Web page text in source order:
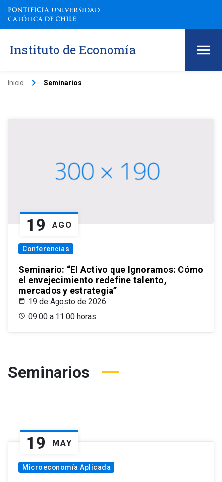
Instituto de Economía
Inicio keyboard_arrow_right Seminarios
19 AGO
Conferencias
Seminario: “El Activo que Ignoramos: Cómo
el envejecimiento redefine talento,
mercados y estrategia”
19 de Agosto de 2026
09:00 a 11:00 horas
Seminarios
19 MAY
Microeconomía Aplicada